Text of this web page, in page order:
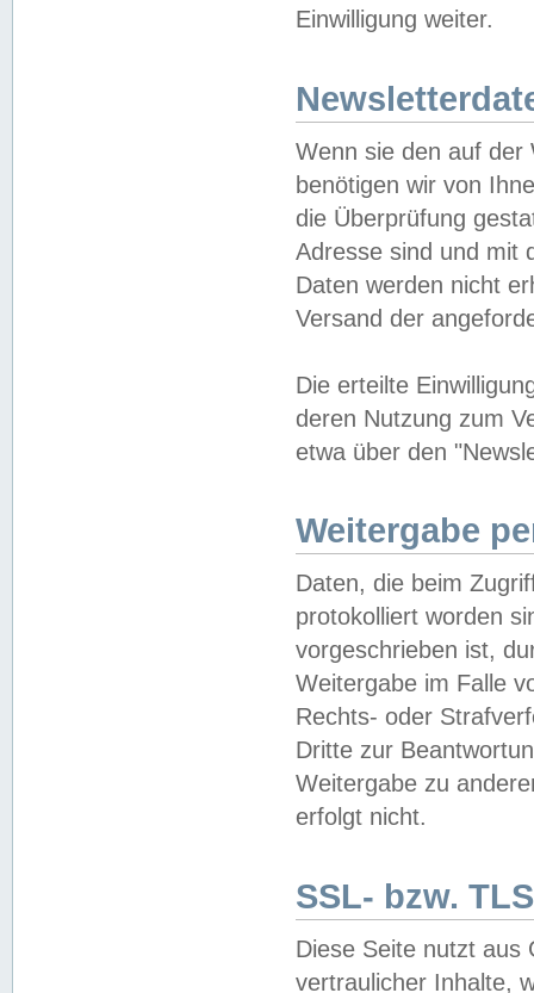
Einwilligung weiter.
Wenn sie den auf der
benötigen wir von
die Überprüfung
Adresse sind und mit
Daten werden nicht
Versand der
Die erteilte
deren Nutzung zum
etwa über den
Weitergabe
Daten, die beim
protokolliert worden
vorgeschrieben ist,
Weitergabe im Falle
Rechts- oder
Dritte zur
Weitergabe zu
erfolgt nicht.
SSL- bzw.
Diese Seite nutzt aus
vertraulicher Inhalte,